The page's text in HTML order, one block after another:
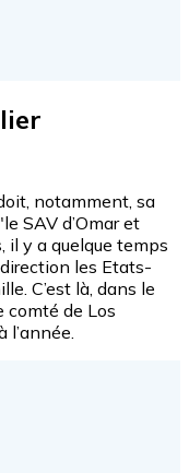
notamment, sa
SAV d’Omar et
il y a quelque temps
direction les Etats-
C’est là, dans le
comté de Los